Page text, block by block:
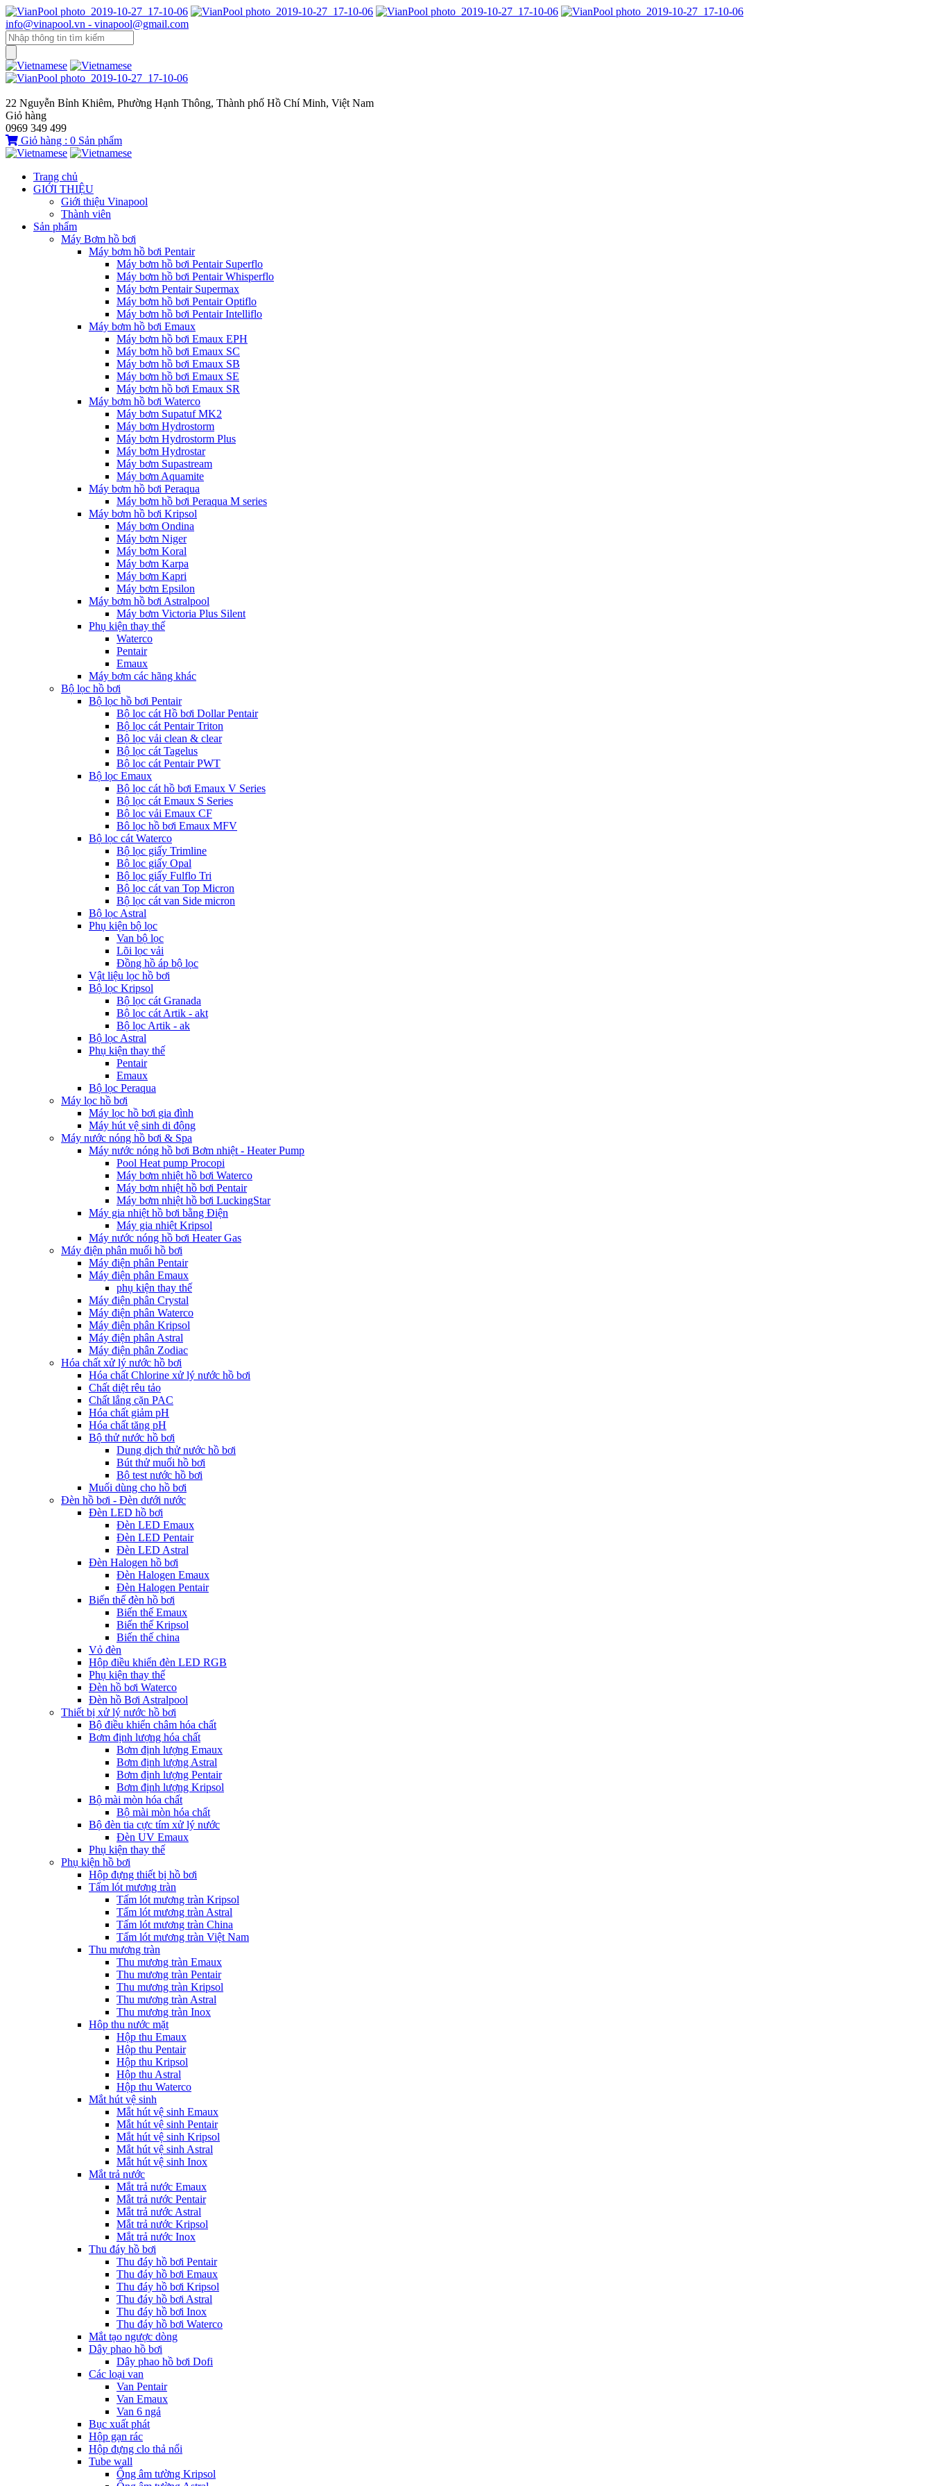
info@vinapool.vn - vinapool@gmail.com
22 Nguyễn Bỉnh Khiêm, Phường Hạnh Thông, Thành phố Hồ Chí Minh, Việt Nam
Giỏ hàng
0969 349 499
Giỏ hàng : 0 Sản phẩm
Trang chủ
GIỚI THIỆU
Giới thiệu Vinapool
Thành viên
Sản phẩm
Máy Bơm hồ bơi
Máy bơm hồ bơi Pentair
Máy bơm hồ bơi Pentair Superflo
Máy bơm hồ bơi Pentair Whisperflo
Máy bơm Pentair Supermax
Máy bơm hồ bơi Pentair Optiflo
Máy bơm hồ bơi Pentair Intelliflo
Máy bơm hồ bơi Emaux
Máy bơm hồ bơi Emaux EPH
Máy bơm hồ bơi Emaux SC
Máy bơm hồ bơi Emaux SB
Máy bơm hồ bơi Emaux SE
Máy bơm hồ bơi Emaux SR
Máy bơm hồ bơi Waterco
Máy bơm Supatuf MK2
Máy bơm Hydrostorm
Máy bơm Hydrostorm Plus
Máy bơm Hydrostar
Máy bơm Supastream
Máy bơm Aquamite
Máy bơm hồ bơi Peraqua
Máy bơm hồ bơi Peraqua M series
Máy bơm hồ bơi Kripsol
Máy bơm Ondina
Máy bơm Niger
Máy bơm Koral
Máy bơm Karpa
Máy bơm Kapri
Máy bơm Epsilon
Máy bơm hồ bơi Astralpool
Máy bơm Victoria Plus Silent
Phụ kiện thay thế
Waterco
Pentair
Emaux
Máy bơm các hãng khác
Bộ lọc hồ bơi
Bộ lọc hồ bơi Pentair
Bộ lọc cát Hồ bơi Dollar Pentair
Bộ lọc cát Pentair Triton
Bộ lọc vải clean & clear
Bộ lọc cát Tagelus
Bộ lọc cát Pentair PWT
Bộ lọc Emaux
Bộ lọc cát hồ bơi Emaux V Series
Bộ lọc cát Emaux S Series
Bộ lọc vải Emaux CF
Bô lọc hồ bơi Emaux MFV
Bộ lọc cát Waterco
Bộ lọc giấy Trimline
Bộ lọc giấy Opal
Bộ lọc giấy Fulflo Tri
Bộ lọc cát van Top Micron
Bộ lọc cát van Side micron
Bộ lọc Astral
Phụ kiện bộ lọc
Van bộ lọc
Lõi lọc vải
Đồng hồ áp bộ lọc
Vật liệu lọc hồ bơi
Bộ lọc Kripsol
Bộ lọc cát Granada
Bộ lọc cát Artik - akt
Bộ lọc Artik - ak
Bộ lọc Astral
Phụ kiện thay thế
Pentair
Emaux
Bộ lọc Peraqua
Máy lọc hồ bơi
Máy lọc hồ bơi gia đình
Máy hút vệ sinh di động
Máy nước nóng hồ bơi & Spa
Máy nước nóng hồ bơi Bơm nhiệt - Heater Pump
Pool Heat pump Procopi
Máy bơm nhiệt hồ bơi Waterco
Máy bơm nhiệt hồ bơi Pentair
Máy bơm nhiệt hồ bơi LuckingStar
Máy gia nhiệt hồ bơi bằng Điện
Máy gia nhiệt Kripsol
Máy nước nóng hồ bơi Heater Gas
Máy điện phân muối hồ bơi
Máy điện phân Pentair
Máy điện phân Emaux
phụ kiện thay thế
Máy điện phân Crystal
Máy điện phân Waterco
Máy điện phân Kripsol
Máy điện phân Astral
Máy điện phân Zodiac
Hóa chất xử lý nước hồ bơi
Hóa chất Chlorine xử lý nước hồ bơi
Chất diệt rêu tảo
Chất lắng cặn PAC
Hóa chất giảm pH
Hóa chất tăng pH
Bộ thử nước hồ bơi
Dung dịch thử nước hồ bơi
Bút thử muối hồ bơi
Bộ test nước hồ bơi
Muối dùng cho hồ bơi
Đèn hồ bơi - Đèn dưới nước
Đèn LED hồ bơi
Đèn LED Emaux
Đèn LED Pentair
Đèn LED Astral
Đèn Halogen hồ bơi
Đèn Halogen Emaux
Đèn Halogen Pentair
Biến thế đèn hồ bơi
Biến thế Emaux
Biến thế Kripsol
Biến thế china
Vỏ đèn
Hộp điều khiển đèn LED RGB
Phụ kiện thay thế
Đèn hồ bơi Waterco
Đèn hồ Bơi Astralpool
Thiết bị xử lý nước hồ bơi
Bộ điều khiển châm hóa chất
Bơm định lượng hóa chất
Bơm định lượng Emaux
Bơm định lượng Astral
Bơm định lượng Pentair
Bơm định lượng Kripsol
Bộ mài mòn hóa chất
Bộ mài mòn hóa chất
Bộ đèn tia cực tím xử lý nước
Đèn UV Emaux
Phụ kiện thay thế
Phụ kiện hồ bơi
Hộp đựng thiết bị hồ bơi
Tấm lót mương tràn
Tấm lót mương tràn Kripsol
Tấm lót mương tràn Astral
Tấm lót mương tràn China
Tấm lót mương tràn Việt Nam
Thu mương tràn
Thu mương tràn Emaux
Thu mương tràn Pentair
Thu mương tràn Kripsol
Thu mương tràn Astral
Thu mương tràn Inox
Hôp thu nước mặt
Hộp thu Emaux
Hộp thu Pentair
Hộp thu Kripsol
Hộp thu Astral
Hộp thu Waterco
Mắt hút vệ sinh
Mắt hút vệ sinh Emaux
Mắt hút vệ sinh Pentair
Mắt hút vệ sinh Kripsol
Mắt hút vệ sinh Astral
Mắt hút vệ sinh Inox
Mắt trả nước
Mắt trả nước Emaux
Mắt trả nước Pentair
Mắt trả nước Astral
Mắt trả nước Kripsol
Mắt trả nước Inox
Thu đáy hồ bơi
Thu đáy hồ bơi Pentair
Thu đáy hồ bơi Emaux
Thu đáy hồ bơi Kripsol
Thu đáy hồ bơi Astral
Thu đáy hồ bơi Inox
Thu đáy hồ bơi Waterco
Mắt tạo ngược dòng
Dây phao hồ bơi
Dây phao hồ bơi Dofi
Các loại van
Van Pentair
Van Emaux
Van 6 ngả
Bục xuất phát
Hộp gạn rác
Hộp đựng clo thả nổi
Tube wall
Ống âm tường Kripsol